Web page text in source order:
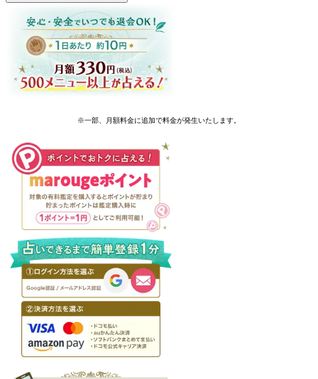
※一部、月額料金に追加で料金が発生いたします。